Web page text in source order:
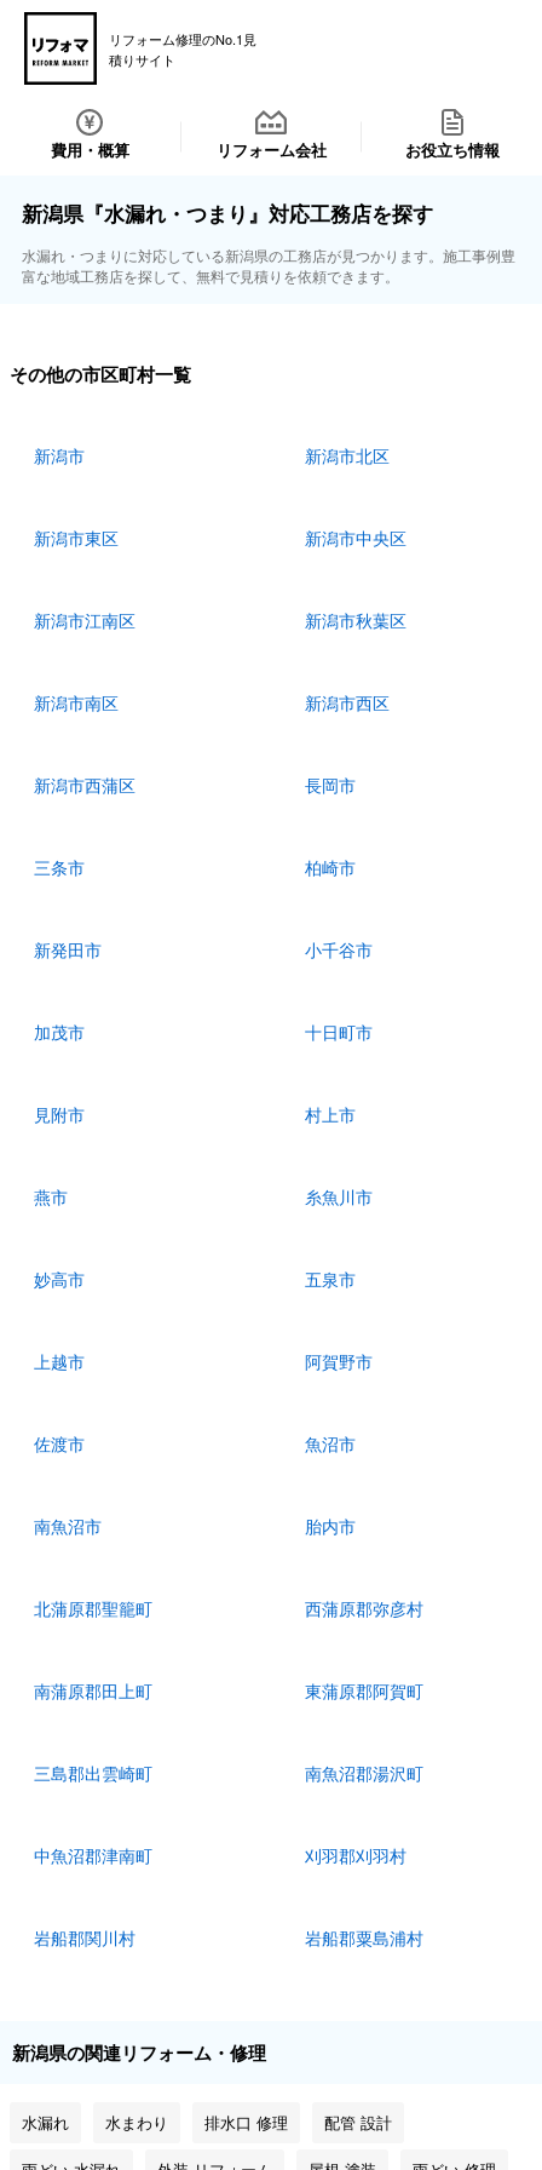
リフォーム修理のNo.1見
積りサイト
費用・概算 リフォーム会社 お役立ち情報
新潟県『水漏れ・つまり』対応工務店を探す
水漏れ・つまりに対応している新潟県の工務店が見つかります。施工事例豊
富な地域工務店を探して、無料で見積りを依頼できます。
その他の市区町村一覧
新潟市 新潟市北区
新潟市東区 新潟市中央区
新潟市江南区 新潟市秋葉区
新潟市南区 新潟市西区
新潟市西蒲区 長岡市
三条市 柏崎市
新発田市 小千谷市
加茂市 十日町市
見附市 村上市
燕市 糸魚川市
妙高市 五泉市
上越市 阿賀野市
佐渡市 魚沼市
南魚沼市 胎内市
北蒲原郡聖籠町 西蒲原郡弥彦村
南蒲原郡田上町 東蒲原郡阿賀町
三島郡出雲崎町 南魚沼郡湯沢町
中魚沼郡津南町 刈羽郡刈羽村
岩船郡関川村 岩船郡粟島浦村
新潟県の関連リフォーム・修理
水漏れ 水まわり 排水口 修理 配管 設計